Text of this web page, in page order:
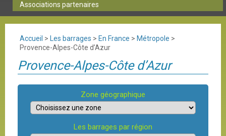
Associations partenaires
Accueil > Les barrages > En France > Métropole >
Provence-Alpes-Côte d’Azur
Provence-Alpes-Côte d’Azur
Zone géographique
Les barrages par région